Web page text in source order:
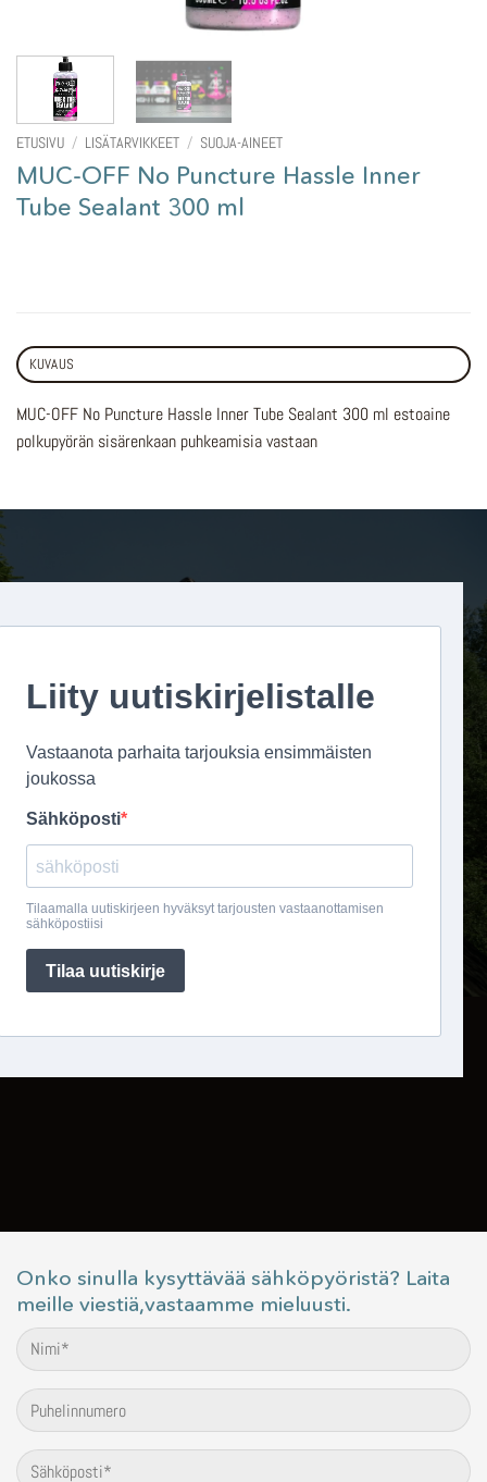
ETUSIVU / LISÄTARVIKKEET / SUOJA-AINEET
MUC-OFF No Puncture Hassle Inner
Tube Sealant 300 ml
KUVAUS
MUC-OFF No Puncture Hassle Inner Tube Sealant 300 ml estoaine
polkupyörän sisärenkaan puhkeamisia vastaan
Onko sinulla kysyttävää sähköpyöristä? Laita
meille viestiä,vastaamme mieluusti.